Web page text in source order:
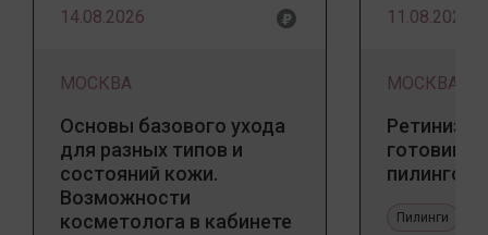
14.08.2026
МОСКВА
Основы базового ухода
для разных типов и
состояний кожи.
Возможности
косметолога в кабинете
11.08.2026
МОСКВА
готовим
пилингов
Пилинги